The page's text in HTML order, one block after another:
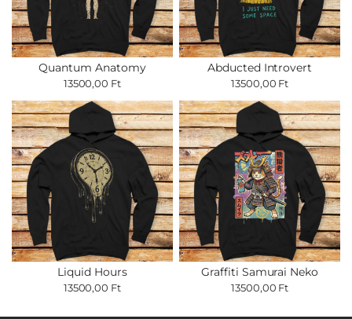
Quantum Anatomy
13500,00 Ft
Abducted Introvert
13500,00 Ft
Liquid Hours
13500,00 Ft
Graffiti Samurai Neko
13500,00 Ft